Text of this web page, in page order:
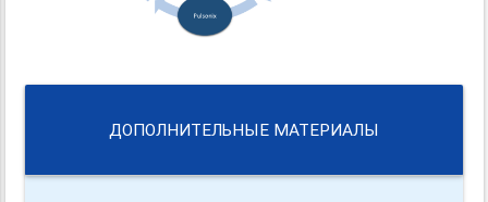
ДОПОЛНИТЕЛЬНЫЕ МАТЕРИАЛЫ